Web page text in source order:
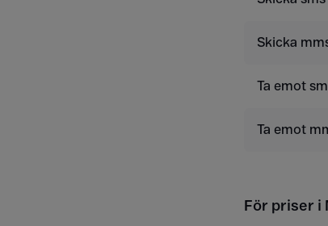
Skicka
Ta emot
Ta emot
För priser i